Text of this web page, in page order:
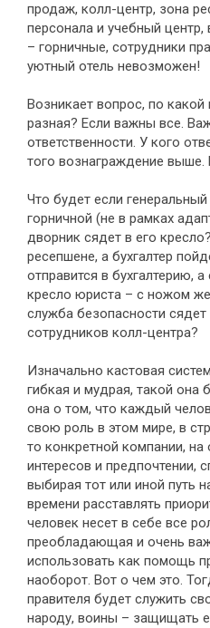
продаж, колл-центр, зона
персонала и учебный центр,
– горничные, сотрудники
уютный отель невозможен!
Возникает вопрос, по какой
разная? Если важны все.
ответственности. У кого
того вознаграждение выше.
Что будет если
горничной (не в рамках
дворник сядет в его
ресепшене, а бухгалтер
отправится в бухгалтерию,
кресло юриста – с ножом
служба безопасности
сотрудников колл-центра?
Изначально кастовая
гибкая и мудрая, такой она
она о том, что каждый
свою роль в этом мире, в
то конкретной компании,
интересов и предпочтении,
выбирая тот или иной путь
времени расставлять
человек несет в себе все
преобладающая и очень
использовать как помощь
наоборот. Вот о чем это.
правителя будет служить
народу, воины – защищать